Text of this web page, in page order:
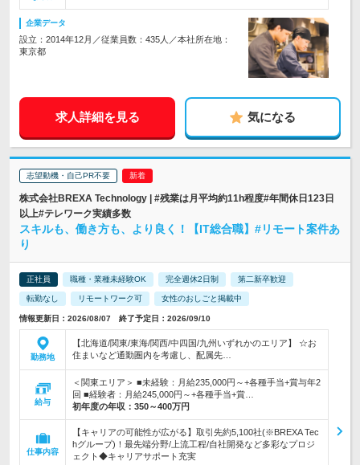
企業データ
設立：2014年12月／従業員数：435人／本社所在地：
東京都
求人詳細を見る 気になる
志望動機・自己PR不要
株式会社BREXA Technology | #残業は月平均約11h程度#年間休日123日
以上#テレワーク実績多数
スキルも、働き方も、より良く！【IT総合職】#リモート案件あ
り
正社員 職種・業種未経験OK 完全週休2日制 第二新卒歓迎
転勤なし リモートワーク可 女性のおしごと掲載中
情報更新日：2026/08/07 終了予定日：2026/09/10
勤務地
【北海道/関東/東海/関西/中四国/九州いずれかのエリア】 ☆お
住まいなど通勤圏内を考慮し、配属先…
給与
＜関東エリア＞ ■未経験：月給235,000円～+各種手当+賞与年2
回 ■経験者：月給245,000円～+各種手当+賞…
初年度の年収： 350～400万円
仕事内容
【キャリアの可能性が広がる】取引先約5,100社(※BREXA Tec
hグループ)！最先端分野/上流工程/自社開発など多彩なプロジ
ェクト◆キャリアサポート充実